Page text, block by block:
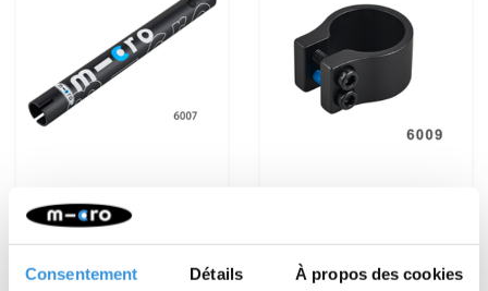
Consentement Détails À propos des cookies
Barre en T inférieure
(6007)
Collier inférieur Eazy
(6009)